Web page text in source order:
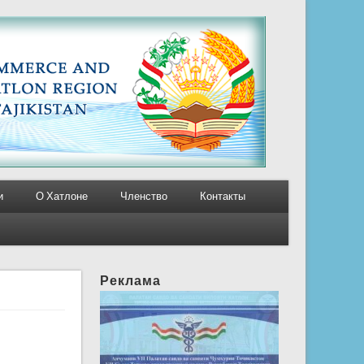
О Хатлоне Членство Контакты
Реклама